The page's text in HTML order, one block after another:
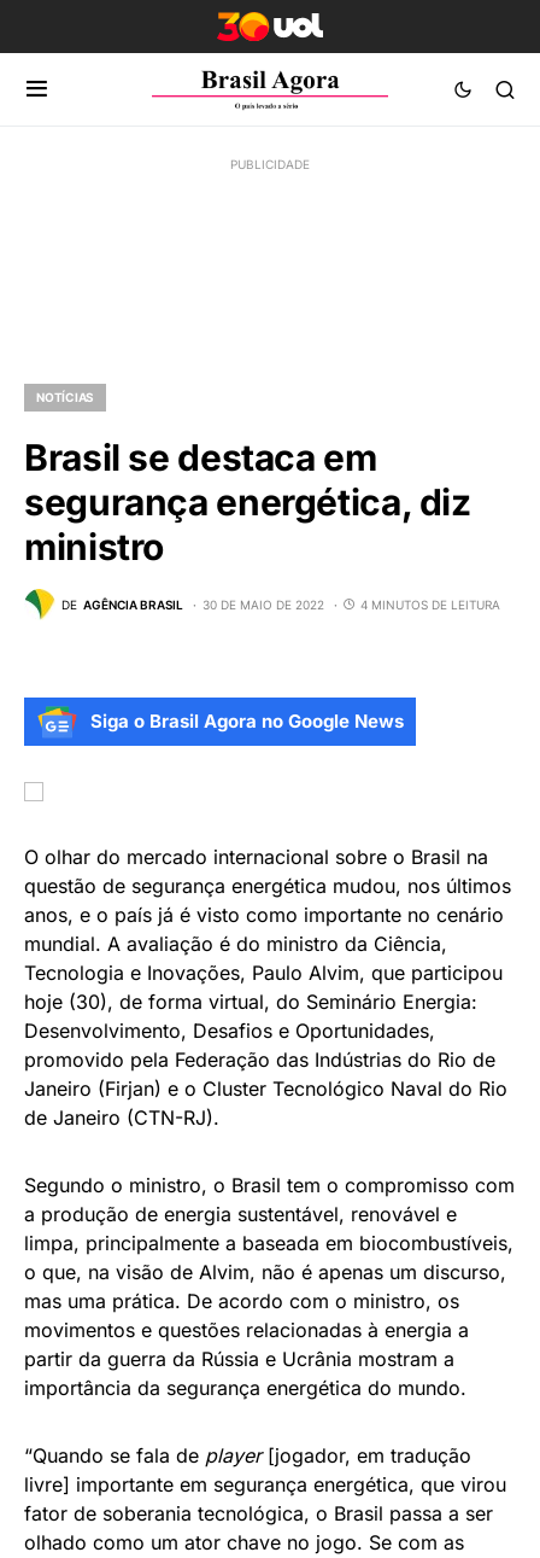
NOTÍCIAS
Brasil se destaca em
segurança energética, diz
ministro
DE AGÊNCIA BRASIL 30 DE MAIO DE 2022 4 MINUTOS DE LEITURA
Siga o Brasil Agora no Google News
O olhar do mercado internacional sobre o Brasil na
questão de segurança energética mudou, nos últimos
anos, e o país já é visto como importante no cenário
mundial. A avaliação é do ministro da Ciência,
Tecnologia e Inovações, Paulo Alvim, que participou
hoje (30), de forma virtual, do Seminário Energia:
Desenvolvimento, Desafios e Oportunidades,
promovido pela Federação das Indústrias do Rio de
Janeiro (Firjan) e o Cluster Tecnológico Naval do Rio
de Janeiro (CTN-RJ).
Segundo o ministro, o Brasil tem o compromisso com
a produção de energia sustentável, renovável e
limpa, principalmente a baseada em biocombustíveis,
o que, na visão de Alvim, não é apenas um discurso,
mas uma prática. De acordo com o ministro, os
movimentos e questões relacionadas à energia a
partir da guerra da Rússia e Ucrânia mostram a
importância da segurança energética do mundo.
“Quando se fala de player[jogador, em tradução
livre] importante em segurança energética, que virou
fator de soberania tecnológica, o Brasil passa a ser
olhado como um ator chave no jogo. Se com as